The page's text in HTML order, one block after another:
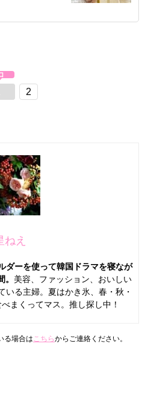
2
ねえ
ダーを使って韓国ドラマを寝なが
美容、ファッション、おいしい
いる主婦。夏はかき氷、春・秋・
まくってマス。推し探し中！
る場合はこちらからご連絡ください。